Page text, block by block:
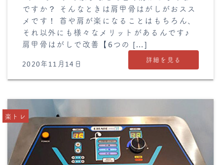
ですか？ そんなときは肩甲骨はがしがおスス
メです！ 首や肩が楽になることはもちろん、
それ以外にも様々なメリットがあるんです♪
肩甲骨はがしで改善【6つの […]
2020年11月14日 詳細を見る
楽トレ